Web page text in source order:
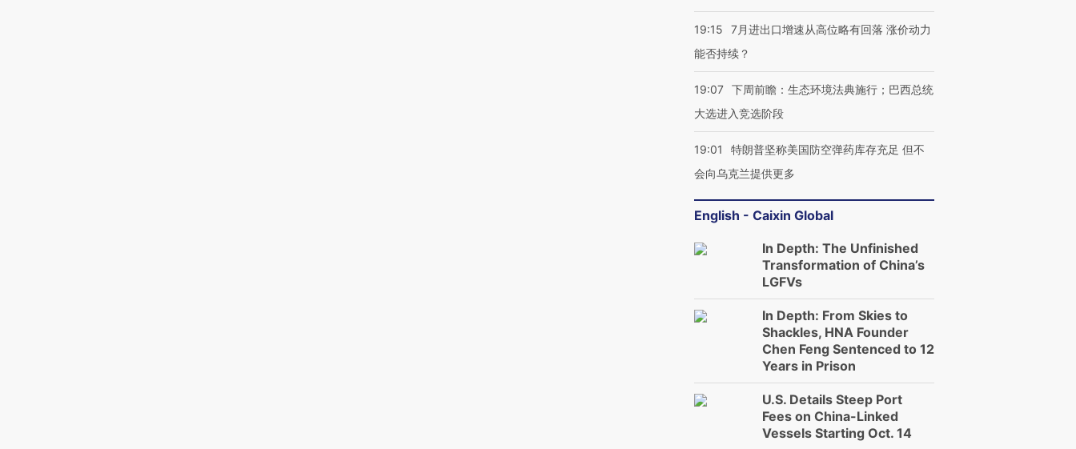
19:15
7月进出口增速从高位略有回落 涨价动力
能否持续？
19:07 下周前瞻：生态环境法典施行；巴西总统
大选进入竞选阶段
19:01
特朗普坚称美国防空弹药库存充足 但不
会向乌克兰提供更多
English - Caixin Global
In Depth: The Unfinished
Transformation of China’s
LGFVs
In Depth: From Skies to
Shackles, HNA Founder
Chen Feng Sentenced to 12
Years in Prison
U.S. Details Steep Port
Fees on China-Linked
Vessels Starting Oct. 14